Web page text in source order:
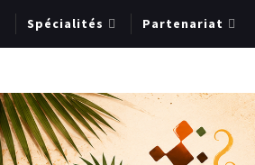
Spécialités Partenariat